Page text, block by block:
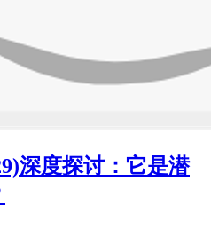
深度探讨：它是潜